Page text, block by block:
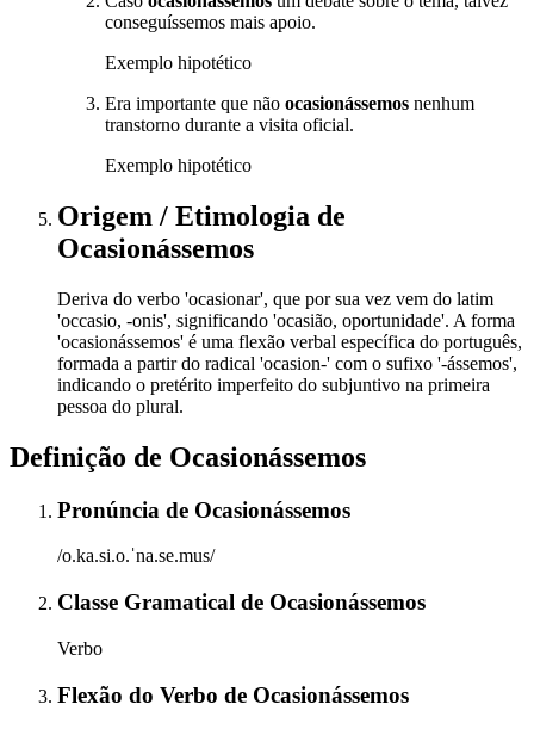
conseguíssemos mais apoio.
Exemplo hipotético
Era importante que não ocasionássemos nenhum
transtorno durante a visita oficial.
Exemplo hipotético
Origem / Etimologia de
Ocasionássemos
Deriva do verbo 'ocasionar', que por sua vez vem do latim
'occasio, -onis', significando 'ocasião, oportunidade'. A forma
'ocasionássemos' é uma flexão verbal específica do português,
formada a partir do radical 'ocasion-' com o sufixo '-ássemos',
indicando o pretérito imperfeito do subjuntivo na primeira
pessoa do plural.
Definição de Ocasionássemos
Pronúncia de Ocasionássemos
/o.ka.si.o.ˈna.se.mus/
Classe Gramatical de Ocasionássemos
Verbo
Flexão do Verbo de Ocasionássemos